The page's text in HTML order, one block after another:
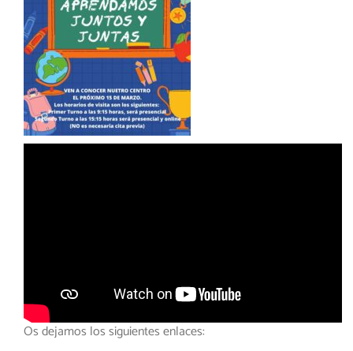
Os dejamos los siguientes enlaces: